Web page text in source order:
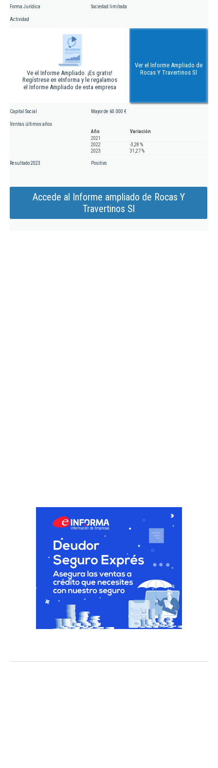
Forma Jurídica Sociedad limitada
Actividad
Ve el Informe Ampliado. ¡Es gratis!
Regístrese en eInforma y le regalamos
el Informe Ampliado de esta empresa
Ver el Informe Ampliado de
Rocas Y Travertinos Sl
Capital Social Mayor de 60.000 €
Ventas últimos años
Año
Variación
2021
2022
-3,28 %
2023
31,27 %
Resultado 2023 Positivo
Accede al Informe ampliado de Rocas Y
Travertinos Sl